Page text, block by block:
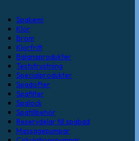
Spakemi
Klor
Brom
Klorfritt
Balansprodukter
Testutrustning
Specialprodukter
Spadofter
Spafilter
Spalock
Spatillbehör
Reservdelar till spabad
Massagepumpar